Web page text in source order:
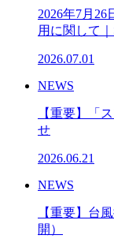
2026年7月
用に関して
2026.07.01
NEWS
【重要】「
せ
2026.06.21
NEWS
【重要】台
開）